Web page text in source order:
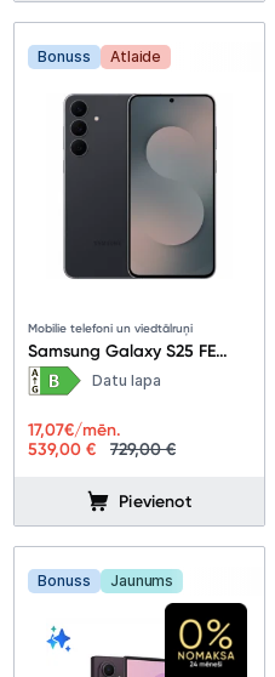
Bonuss Atlaide
Mobilie telefoni un viedtālruņi
Samsung Galaxy S25 FE
8+128GB Jetblack
Datu lapa
539,00 € 729,00 €
17,07€/mēn.
Pievienot
Bonuss Jaunums